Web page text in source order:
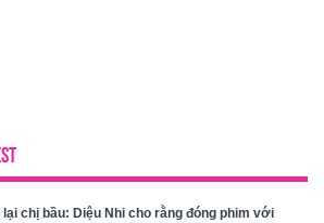
lại chị bầu: Diệu Nhi cho rằng đóng phim với